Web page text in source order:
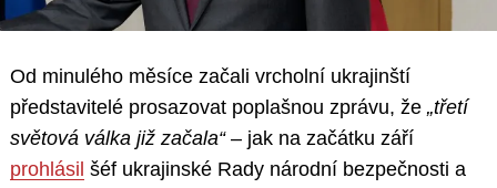
Od minulého měsíce začali vrcholní ukrajinští
představitelé prosazovat poplašnou zprávu, že „třetí
světová válka již začala“– jak na začátku září
prohlásil šéf ukrajinské Rady národní bezpečnosti a